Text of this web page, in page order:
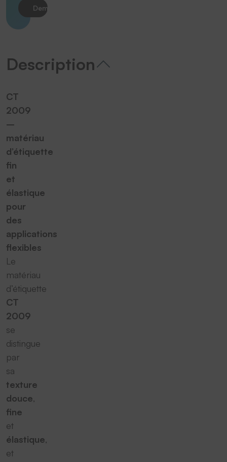
Demander le produit
Description
CT
2009
–
matériau
d’étiquette
fin
et
élastique
pour
des
applications
flexibles
Le
matériau
d’étiquette
CT
2009
se
distingue
par
sa
texture
douce,
fine
et
élastique,
et